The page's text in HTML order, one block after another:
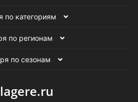
по категориям
по регионам
по сезонам